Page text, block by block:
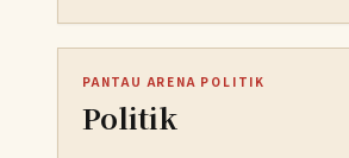
PANTAU ARENA POLITIK
Politik